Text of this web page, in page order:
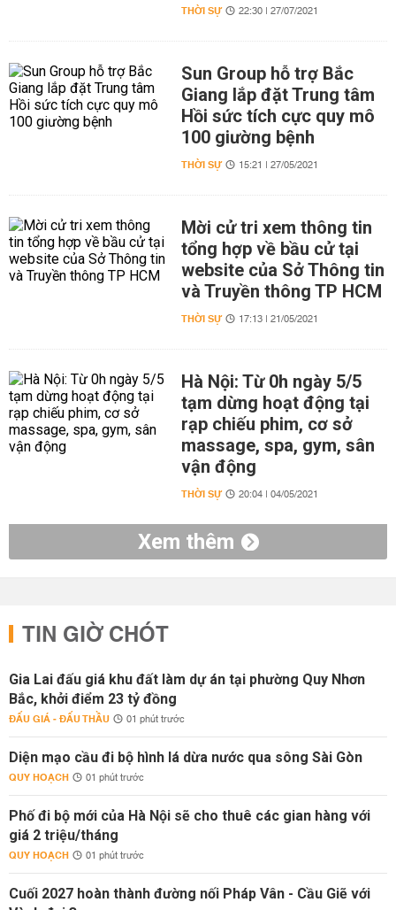
THỜI SỰ 22:30 | 27/07/2021
Sun Group hỗ trợ Bắc
Giang lắp đặt Trung tâm
Hồi sức tích cực quy mô
100 giường bệnh
THỜI SỰ 15:21 | 27/05/2021
Mời cử tri xem thông tin
tổng hợp về bầu cử tại
website của Sở Thông tin
và Truyền thông TP HCM
THỜI SỰ 17:13 | 21/05/2021
Hà Nội: Từ 0h ngày 5/5
tạm dừng hoạt động tại
rạp chiếu phim, cơ sở
massage, spa, gym, sân
vận động
THỜI SỰ 20:04 | 04/05/2021
Xem thêm
TIN GIỜ CHÓT
Gia Lai đấu giá khu đất làm dự án tại phường Quy Nhơn
Bắc, khởi điểm 23 tỷ đồng
ĐẤU GIÁ - ĐẤU THẦU 01 phút trước
Diện mạo cầu đi bộ hình lá dừa nước qua sông Sài Gòn
QUY HOẠCH 01 phút trước
Phố đi bộ mới của Hà Nội sẽ cho thuê các gian hàng với
giá 2 triệu/tháng
QUY HOẠCH 01 phút trước
Cuối 2027 hoàn thành đường nối Pháp Vân - Cầu Giẽ với